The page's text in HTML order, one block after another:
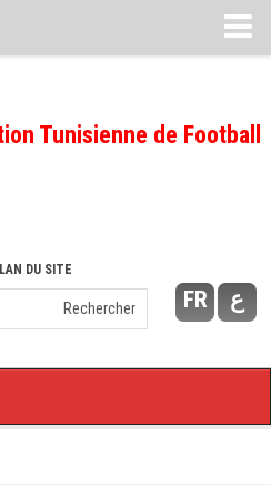
Tunisienne de Football
FR ع
DU SITE